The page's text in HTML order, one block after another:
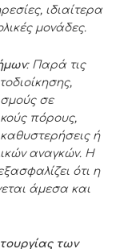
ιδιαίτερα
μονάδες.
: Παρά τις
σε
πόρους,
ή
αναγκών. Η
ότι η
άμεσα και
των